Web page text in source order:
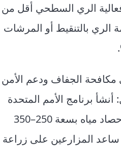
الري السطحي أقل من
الري بالتنقيط أو المرشات
مكافحة الجفاف ودعم الأمن
برنامج الأمم المتحدة
الإنمائي (UNDP) خزانات حصاد مياه بسعة 250–350
ساعد المزارعين على زراعة